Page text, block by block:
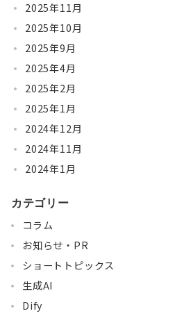
2025年11月
2025年10月
2025年9月
2025年4月
2025年2月
2025年1月
2024年12月
2024年11月
2024年1月
カテゴリー
コラム
お知らせ・PR
ショートトピックス
生成AI
Dify